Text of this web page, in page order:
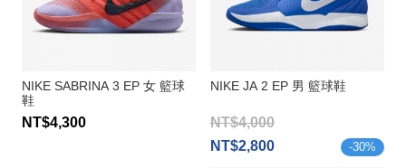
NIKE SABRINA 3 EP 女 籃球
鞋
NT$4,300
NIKE JA 2 EP 男 籃球鞋
NT$4,000
NT$2,800
-30%